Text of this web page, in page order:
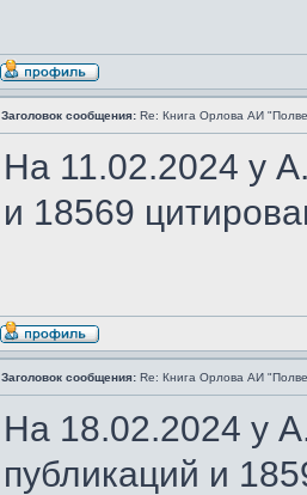
Заголовок сообщения: Re: Книга Орлова АИ
На 11.02.2024 у
и 18569
Заголовок сообщения: Re: Книга Орлова АИ
На 18.02.2024 у
публикаций и